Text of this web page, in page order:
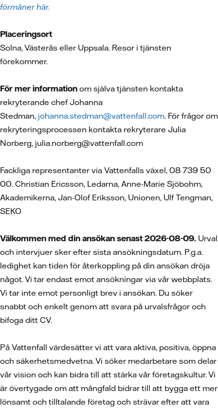
förmåner här.
Placeringsort
Solna, Västerås eller Uppsala. Resor i tjänsten
förekommer.
För mer information om själva tjänsten kontakta
rekryterande chef Johanna
Stedman, johanna.stedman@vattenfall.com. För frågor om
rekryteringsprocessen kontakta rekryterare Julia
Norberg, julia.norberg@vattenfall.com
Fackliga representanter via Vattenfalls växel, 08 739 50
00. Christian Ericsson, Ledarna, Anne-Marie Sjöbohm,
Akademikerna, Jan-Olof Eriksson, Unionen, Ulf Tengman,
SEKO
Välkommen med din ansökan senast 2026-08-09. Urval
och intervjuer sker efter sista ansökningsdatum. P.g.a.
ledighet kan tiden för återkoppling på din ansökan dröja
något. Vi tar endast emot ansökningar via vår webbplats.
Vi tar inte emot personligt brev i ansökan. Du söker
snabbt och enkelt genom att svara på urvalsfrågor och
bifoga ditt CV.
På Vattenfall värdesätter vi att vara aktiva, positiva, öppna
och säkerhetsmedvetna. Vi söker medarbetare som delar
vår vision och kan bidra till att stärka vår företagskultur. Vi
är övertygade om att mångfald bidrar till att bygga ett mer
lönsamt och tilltalande företag och strävar efter att vara